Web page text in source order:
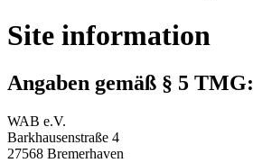
Site information
Angaben gemäß § 5 TMG:
WAB e.V.
Barkhausenstraße 4
27568 Bremerhaven